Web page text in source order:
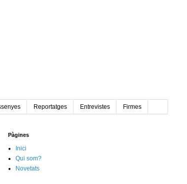
Reportatges Entrevistes Firmes
Pàgines
Inici
Qui som?
Novetats